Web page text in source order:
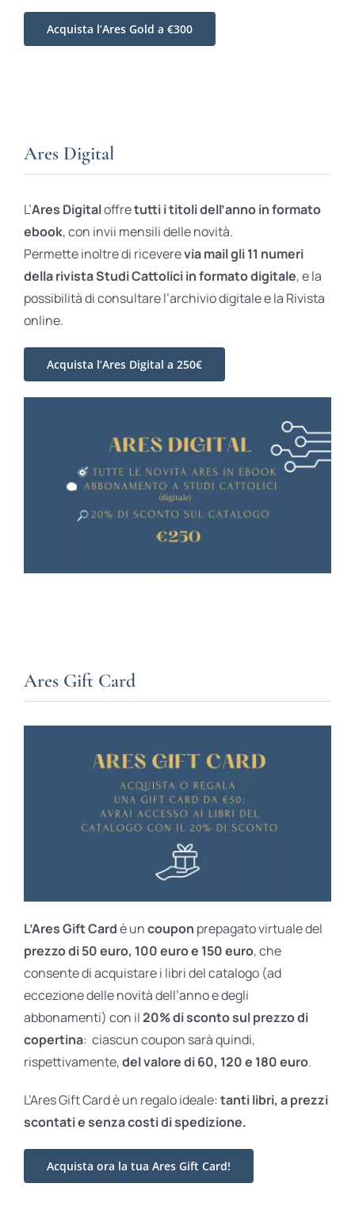
Acquista l’Ares Gold a €300
Ares Digital
L’Ares Digitaloffretutti i titoli dell’anno in formato
ebook, con invii mensili delle novità.
Permette inoltre di riceverevia mail gli 11 numeri
della rivista Studi Cattolici in formato digitale, e la
possibilità di consultare l’archivio digitale e la Rivista
online.
Acquista l’Ares Digital a 250€
Ares Gift Card
L’Ares Gift Cardè uncoupon prepagato virtuale del
prezzo di 50 euro, 100 euro e 150 euro, che
consente di acquistare i libri del catalogo (ad
eccezione delle novità dell’anno e degli
abbonamenti) con il20% di sconto sul prezzo di
copertina: ciascun coupon sarà quindi,
rispettivamente,del valore di 60, 120 e 180 euro.
L’Ares Gift Card è un regalo ideale: tanti libri, a prezzi
scontati esenza costi di spedizione.
Acquista ora la tua Ares Gift Card!